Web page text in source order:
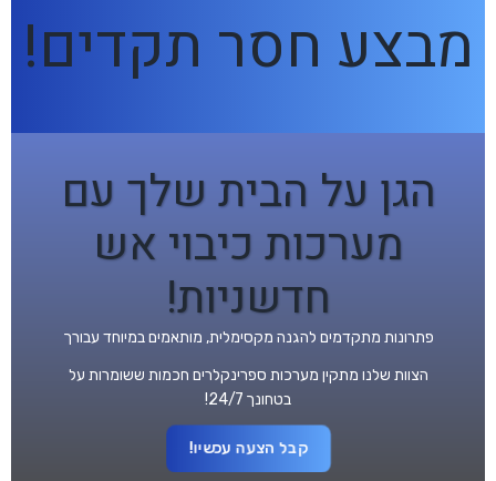
מבצע חסר תקדים!
הגן על הבית שלך עם
מערכות כיבוי אש
חדשניות!
פתרונות מתקדמים להגנה מקסימלית, מותאמים במיוחד עבורך
הצוות שלנו מתקין מערכות ספרינקלרים חכמות ששומרות על
בטחונך 24/7!
קבל הצעה עכשיו!